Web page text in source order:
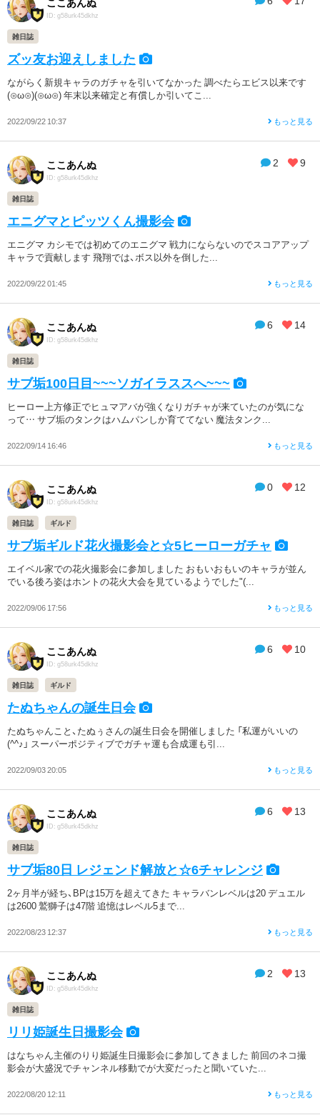
ID: g58urk45dkhz
雑日誌
ズッ友お迎えしました
ながらく新規キャラのガチャを引いてなかった 調べたらエビス以来です
(⊙ω⊙)(⊙ω⊙) 年末以来確定と有償しか引いてこ...
2022/09/22 10:37 もっと見る
2 9
ここあんぬ
ID: g58urk45dkhz
雑日誌
エニグマとピッツくん撮影会
エニグマ カシモでは初めてのエニグマ 戦力にならないのでスコアアップ
キャラで貢献します 飛翔では、ボス以外を倒した...
2022/09/22 01:45 もっと見る
6 14
ここあんぬ
ID: g58urk45dkhz
雑日誌
サブ垢100日目~~~ソガイラススへ~~~
ヒーロー上方修正でヒュマアバが強くなりガチャが来ていたのが気にな
って… サブ垢のタンクはハムパンしか育ててない 魔法タンク...
2022/09/14 16:46 もっと見る
0 12
ここあんぬ
ID: g58urk45dkhz
雑日誌 ギルド
サブ垢ギルド花火撮影会と☆5ヒーローガチャ
エイベル家での花火撮影会に参加しました おもいおもいのキャラが並ん
でいる後ろ姿はホントの花火大会を見ているようでした"(...
2022/09/06 17:56 もっと見る
6 10
ここあんぬ
ID: g58urk45dkhz
雑日誌 ギルド
たぬちゃんの誕生日会
たぬちゃんこと、たぬぅさんの誕生日会を開催しました 「私運がいいの
(^^♪」 スーパーポジティブでガチャ運も合成運も引...
2022/09/03 20:05 もっと見る
6 13
ここあんぬ
ID: g58urk45dkhz
雑日誌
サブ垢80日 レジェンド解放と☆6チャレンジ
2ヶ月半が経ち、BPは15万を超えてきた キャラバンレベルは20 デュエル
は2600 鷲獅子は47階 追憶はレベル5まで...
2022/08/23 12:37 もっと見る
2 13
ここあんぬ
ID: g58urk45dkhz
雑日誌
リリ姫誕生日撮影会
はなちゃん主催のりり姫誕生日撮影会に参加してきました 前回のネコ撮
影会が大盛況でチャンネル移動でが大変だったと聞いていた...
2022/08/20 12:11 もっと見る